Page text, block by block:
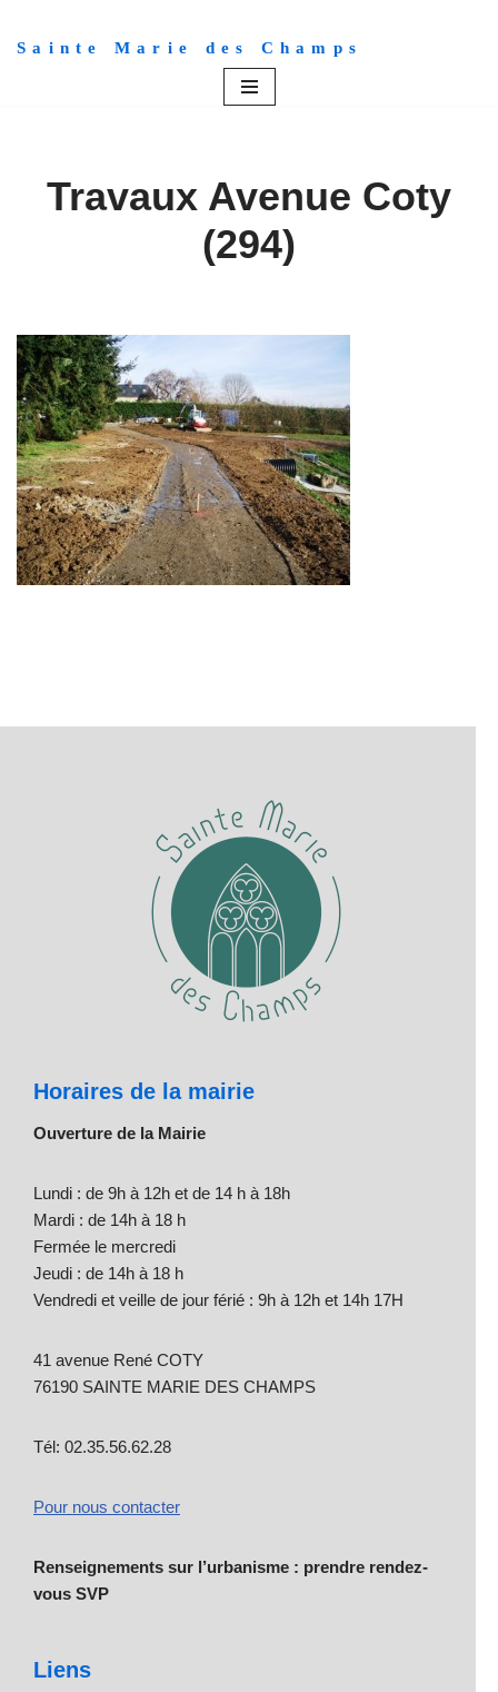
Aller
Sainte Marie des Champs
Travaux Avenue Coty
(294)
Horaires de la mairie
Ouverture de la Mairie
Lundi : de 9h à 12h et de 14 h à 18h
Mardi : de 14h à 18 h
Fermée le mercredi
Jeudi : de 14h à 18 h
Vendredi et veille de jour férié : 9h à 12h et 14h 17H
41 avenue René COTY
76190 SAINTE MARIE DES CHAMPS
Tél: 02.35.56.62.28
Pour nous contacter
Renseignements sur l’urbanisme : prendre rendez-
vous SVP
Liens